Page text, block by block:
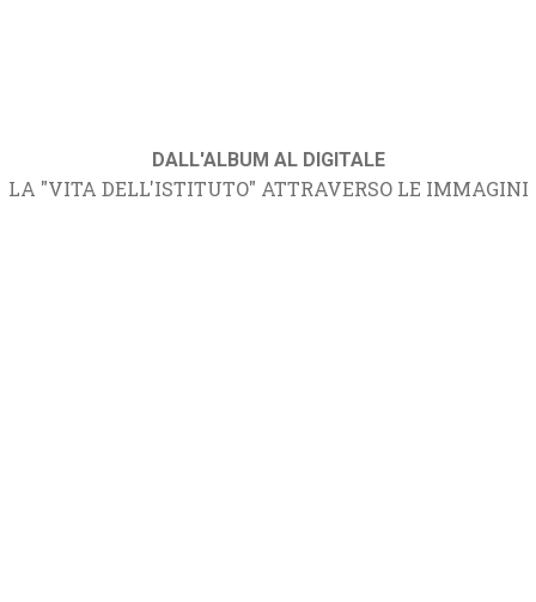
DALL'ALBUM AL DIGITALE
LA "VITA DELL'ISTITUTO" ATTRAVERSO LE IMMAGINI